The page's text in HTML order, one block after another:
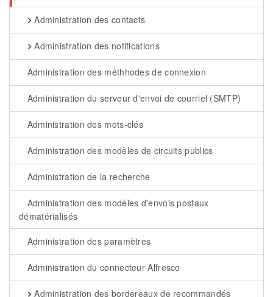
Administration des contacts
Administration des notifications
Administration des méthhodes de connexion
Administration du serveur d'envoi de courriel (SMTP)
Administration des mots-clés
Administration des modèles de circuits publics
Administration de la recherche
Administration des modèles d'envois postaux
dématérialisés
Administration des paramètres
Administration du connecteur Alfresco
Administration des bordereaux de recommandés